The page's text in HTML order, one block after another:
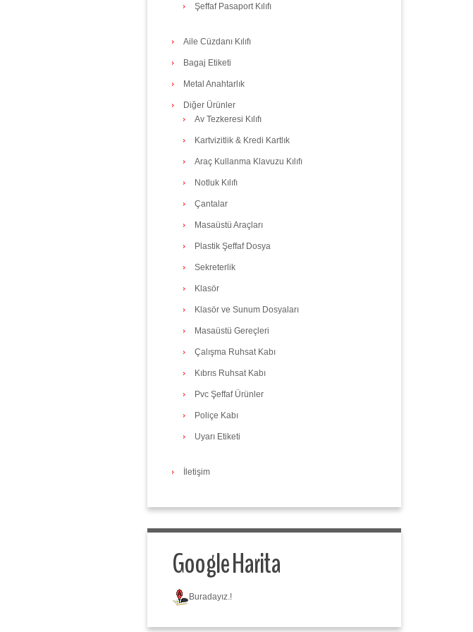
Şeffaf Pasaport Kılıfı
Aile Cüzdanı Kılıfı
Bagaj Etiketi
Metal Anahtarlık
Diğer Ürünler
Av Tezkeresi Kılıfı
Kartvizitlik & Kredi Kartlık
Araç Kullanma Klavuzu Kılıfı
Notluk Kılıfı
Çantalar
Masaüstü Araçları
Plastik Şeffaf Dosya
Sekreterlik
Klasör
Klasör ve Sunum Dosyaları
Masaüstü Gereçleri
Çalışma Ruhsat Kabı
Kıbrıs Ruhsat Kabı
Pvc Şeffaf Ürünler
Poliçe Kabı
Uyarı Etiketi
İletişim
Google Harita
Buradayız.!